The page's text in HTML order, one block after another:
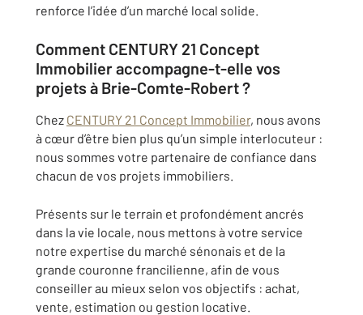
renforce l’idée d’un marché local solide.
Comment CENTURY 21 Concept
Immobilier accompagne-t-elle vos
projets à Brie-Comte-Robert ?
Chez CENTURY 21 Concept Immobilier, nous avons
à cœur d’être bien plus qu’un simple interlocuteur :
nous sommes votre partenaire de confiance dans
chacun de vos projets immobiliers.
Présents sur le terrain et profondément ancrés
dans la vie locale, nous mettons à votre service
notre expertise du marché sénonais et de la
grande couronne francilienne, afin de vous
conseiller au mieux selon vos objectifs : achat,
vente, estimation ou gestion locative.